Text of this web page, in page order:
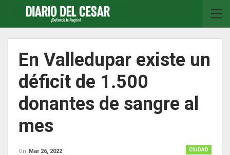
En Valledupar existe un
déficit de 1.500
donantes de sangre al
mes
CIUDAD
On Mar 26, 2022